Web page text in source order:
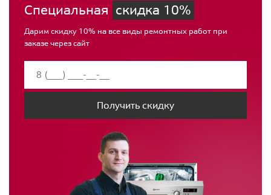
Специальная скидка 10%
Дарим скидку 10% на все виды ремонтных работ при
заказе через сайт
Получить скидку